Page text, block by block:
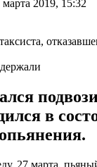
2019, 15:32
в
27 марта,